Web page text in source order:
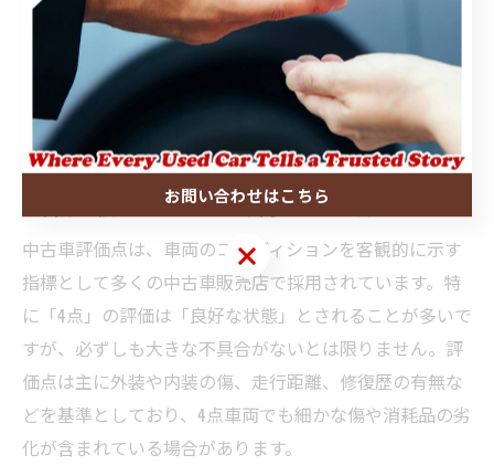
購入前に抑えたい中古車評価のポ
イント
中古車評価点の見方と4点車両の注意事項
中古車評価点は、車両のコンディションを客観的に示す
指標として多くの中古車販売店で採用されています。特
に「4点」の評価は「良好な状態」とされることが多いで
すが、必ずしも大きな不具合がないとは限りません。評
価点は主に外装や内装の傷、走行距離、修復歴の有無な
どを基準としており、4点車両でも細かな傷や消耗品の劣
化が含まれている場合があります。
お問い合わせはこちら
お問い合わせはこちら